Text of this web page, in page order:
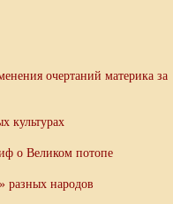
очертаний материка за
культурах
о Великом потопе
разных народов